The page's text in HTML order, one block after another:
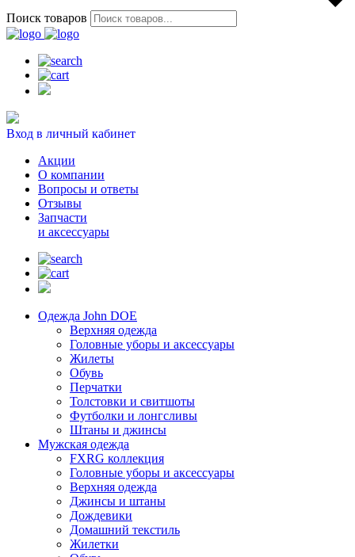
Поиск товаров
Вход в личный кабинет
Акции
О компании
Вопросы и ответы
Отзывы
Запчасти
и аксессуары
Одежда John DOE
Верхняя одежда
Головные уборы и аксессуары
Жилеты
Обувь
Перчатки
Толстовки и свитшоты
Футболки и лонгсливы
Штаны и джинсы
Мужская одежда
FXRG коллекция
Головные уборы и аксессуары
Верхняя одежда
Джинсы и штаны
Дождевики
Домашний текстиль
Жилетки